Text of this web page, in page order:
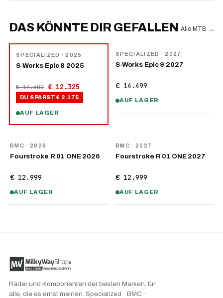
DAS KÖNNTE DIR GEFALLEN Alle MTB →
SPECIALIZED · 2025
S-Works Epic 8 2025
€ 14.500 € 12.325
DU SPARST € 2.175
AUF LAGER
SPECIALIZED · 2027
S-Works Epic 9 2027
€ 14.499
AUF LAGER
BMC · 2026
Fourstroke R 01 ONE 2026
€ 12.999
AUF LAGER
BMC · 2027
Fourstroke R 01 ONE 2027
€ 12.999
AUF LAGER
Räder und Komponenten der besten Marken, für
alle, die es ernst meinen. Specialized · BMC ·